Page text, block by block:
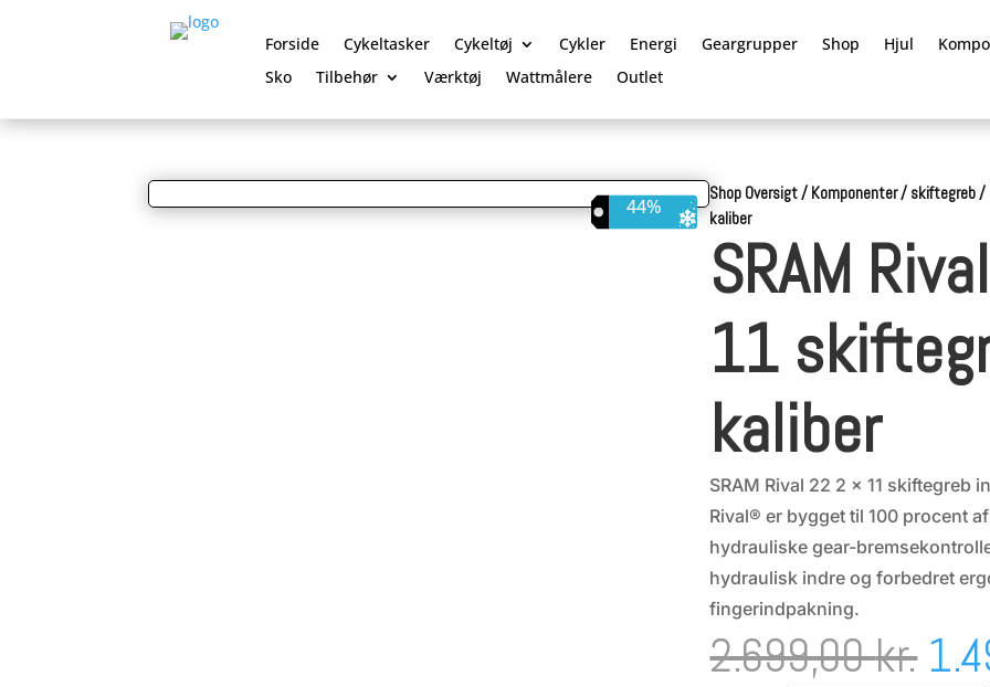
Forside Cykeltasker Cykeltøj Cykler Energi Geargrupper Shop Hjul
Sko
Tilbehør Værktøj Wattmålere Outlet
44%
Shop Oversigt / Komponenter/ skiftegreb /
kaliber
SRAM
11
kaliber
SRAM Rival 22 2 x 11 skiftegreb
Rival® er bygget til 100 procent
hydrauliske gear-
hydraulisk indre og forbedret
fingerindpakning.
2.699,00kr.